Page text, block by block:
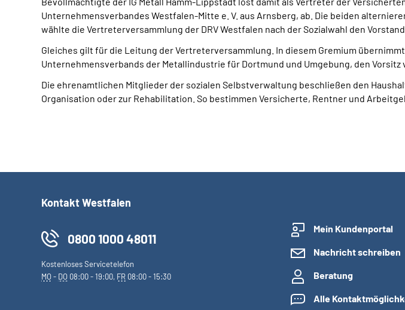
Unternehmensverbandes Westfalen-Mitte e. V. aus Arnsberg, ab. Die beiden
wählte die Vertreterversammlung der DRV Westfalen nach der Sozialwahl den
Gleiches gilt für die Leitung der Vertreterversammlung. In diesem Gremium
Unternehmensverbands der Metallindustrie für Dortmund und Umgebung, den Vorsitz
Die ehrenamtlichen Mitglieder der sozialen Selbstverwaltung beschließen den
Organisation oder zur Rehabilitation. So bestimmen Versicherte, Rentner und
Kontakt Westfalen
0800 1000 48011
Kostenloses Servicetelefon
MO- DO 08:00 - 19:00, FR 08:00 - 15:30
Mein Kundenportal
Nachricht schreiben
Beratung
Alle